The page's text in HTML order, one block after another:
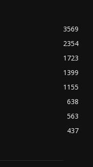
3569
2354
1723
1399
1155
638
563
437